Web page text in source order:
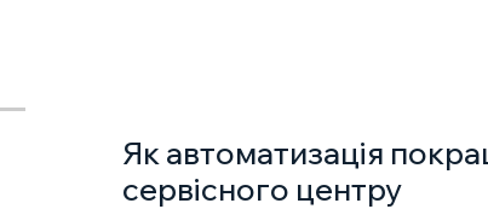
Як автоматизація
сервісного центру